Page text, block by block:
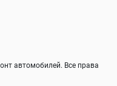
автомобилей. Все права